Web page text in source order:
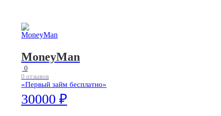
MoneyMan
0
0 отзывов
«Первый займ бесплатно»
30000 ₽